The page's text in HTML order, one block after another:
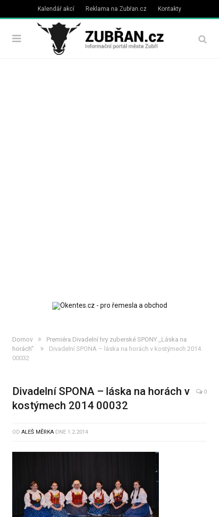
Kalendář akcí Reklama na Zubřan.cz Kontakty
Domov »
Premiéra Divadelní hry zuberské SPONY ,,Láska na
horách"
»
Divadelní SPONA – láska na horách v kostýmech 2014
00032
Divadelní SPONA – láska na horách v
kostýmech 2014 00032
0
OD ALEŠ MĚRKA DNE 1.2.2014